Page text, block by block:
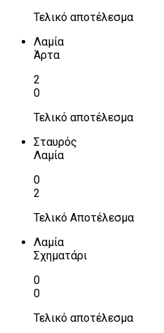
Τελικό αποτέλεσμα
Λαμία
Άρτα
2
0
Τελικό αποτέλεσμα
Σταυρός
Λαμία
0
2
Τελικό Αποτέλεσμα
Λαμία
Σχηματάρι
0
0
Τελικό αποτέλεσμα